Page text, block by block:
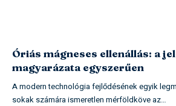
Óriás mágneses ellenállás: a
magyarázata egyszerűen
A modern technológia fejlődésének egyik
sokak számára ismeretlen mérföldköve az…